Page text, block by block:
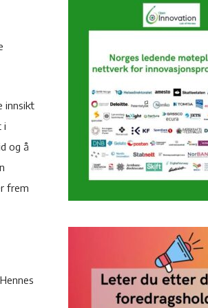
innsikt
i
og å
frem